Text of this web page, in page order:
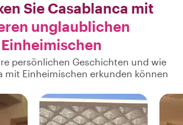
Sie Casablanca mit
unglaublichen
Einheimischen
persönlichen Geschichten und wie
mit Einheimischen erkunden können